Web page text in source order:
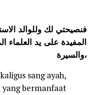
فنصيحتي لك وللوالد
المفيدة على يد العلماء
والسيرة،
sang ayah,
yang bermanfaat